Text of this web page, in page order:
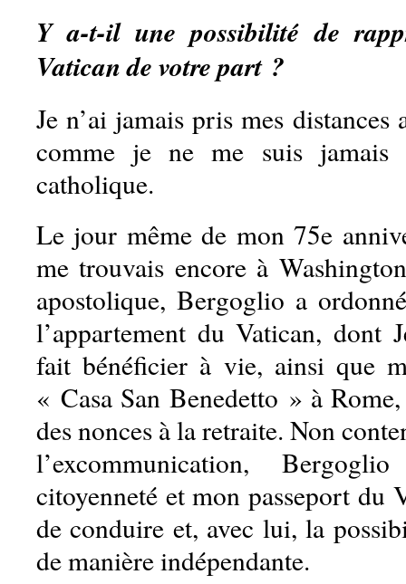
Y a-t-il une possibilité de
Vatican de votre part ?
Je n’ai jamais pris mes distances
comme je ne me suis jamais
catholique.
Le jour même de mon 75e
me trouvais encore à
apostolique, Bergoglio a
l’appartement du Vatican, dont
fait bénéficier à vie, ainsi que
« Casa San Benedetto » à
des nonces à la retraite. Non
l’excommunication,
citoyenneté et mon passeport du
de conduire et, avec lui, la
de manière indépendante.